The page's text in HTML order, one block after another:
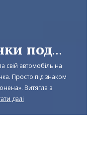
Які жінки подобаються чоловікам
свій автомобіль на
Просто під знаком
Витягла з
далі